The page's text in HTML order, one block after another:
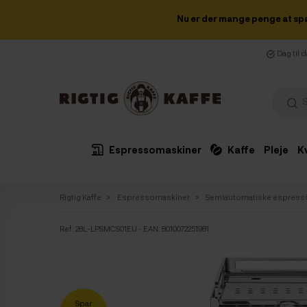
Nu er der mange penge at
Dag til
Espressomaskiner Kaffe Pleje
Rigtig Kaffe Espressomaskiner Semiautomatiske
Ref: 28L-LPSMCS01EU - EAN: 8010072251981
Spar